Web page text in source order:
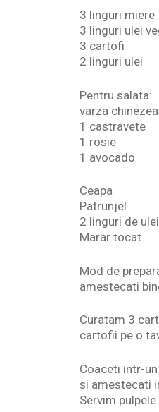
3 linguri miere
3 linguri ulei
3 cartofi
2 linguri ulei
Pentru salata:
varza
1 castravete
1 rosie
1 avocado
Ceapa
Patrunjel
2 linguri de
Marar tocat
Mod de
amestecati
Curatam 3
cartofii pe o
Coaceti intr-
si amestecati
Servim